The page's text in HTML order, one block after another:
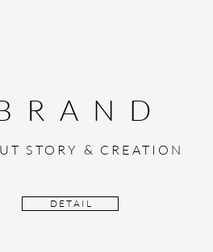
STORY & CREATION
D E T A I L